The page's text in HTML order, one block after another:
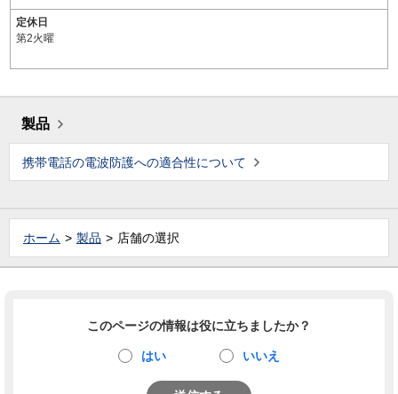
定休日
第2火曜
製品
携帯電話の電波防護への適合性について
ホーム 製品 店舗の選択
このページの情報は役に立ちましたか？
はい いいえ